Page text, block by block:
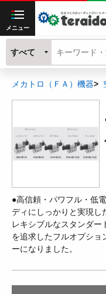
メニュー
すべて
メカトロ（ＦＡ）機器
●高信頼・パワフル・低
ディにしっかりと実現し
レキシブルなスタンダー
を追求したフルオプショ
ーになりました。